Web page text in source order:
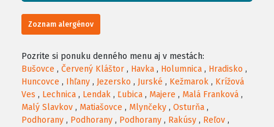
Zoznam alergénov
Pozrite si ponuku denného menu aj v mestách:
Bušovce , Červený Kláštor , Havka , Holumnica , Hradisko ,
Huncovce , Ihľany , Jezersko , Jurské , Kežmarok , Krížová
Ves , Lechnica , Lendak , Ľubica , Majere , Malá Franková ,
Malý Slavkov , Matiašovce , Mlynčeky , Osturňa ,
Podhorany , Podhorany , Podhorany , Rakúsy , Reľov ,